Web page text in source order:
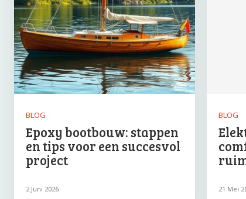
BLOG
Epoxy bootbouw: stappen
en tips voor een succesvol
project
2 Juni 2026
BLOG
21 Mei